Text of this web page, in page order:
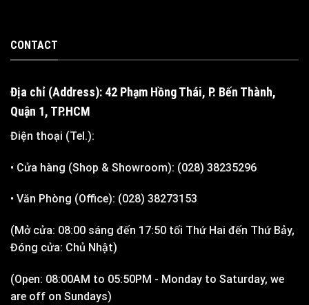
CONTACT
Địa chỉ (Address): 42 Phạm Hồng Thái, P. Bến Thành,
Quận 1, TP.HCM
Điện thoại (Tel.):
• Cửa hàng (Shop & Showroom): (028) 38235296
• Văn Phòng (Office): (028) 38273153
(Mở cửa: 08:00 sáng đến 17:50 tối Thứ Hai đến Thứ Bảy,
Đóng cửa: Chủ Nhật)
(Open: 08:00AM to 05:50PM - Monday to Saturday, we
are off on Sundays)